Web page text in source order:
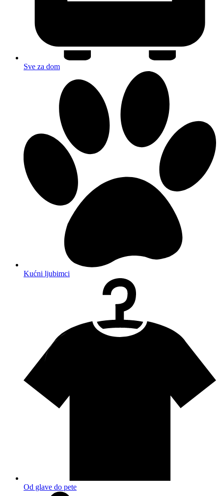
Sve za dom
Kućni ljubimci
Od glave do pete